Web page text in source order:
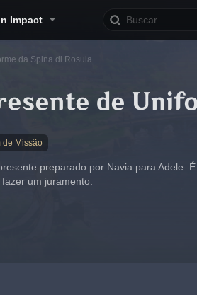
Impact
da Spina di Rosula
de
de Missão
preparado por Navia para Adele.
um juramento.